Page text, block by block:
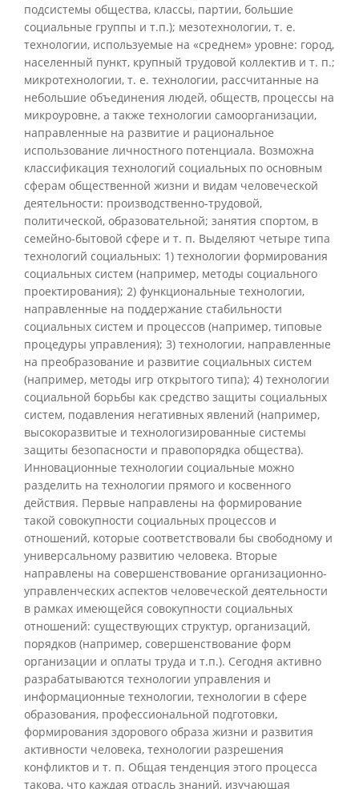
подсистемы общества, классы, партии, большие
социальные группы и т.п.); мезотехнологии, т. е.
технологии, используемые на «среднем» уровне: город,
населенный пункт, крупный трудовой коллектив и т. п.;
микротехнологии, т. е. технологии, рассчитанные на
небольшие объединения людей, обществ, процессы на
микроуровне, а также технологии самоорганизации,
направленные на развитие и рациональное
использование личностного потенциала. Возможна
классификация технологий социальных по основным
сферам общественной жизни и видам человеческой
деятельности: производственно-трудовой,
политической, образовательной; занятия спортом, в
семейно-бытовой сфере и т. п. Выделяют четыре типа
технологий социальных: 1) технологии формирования
социальных систем (например, методы социального
проектирования); 2) функциональные технологии,
направленные на поддержание стабильности
социальных систем и процессов (например, типовые
процедуры управления); 3) технологии, направленные
на преобразование и развитие социальных систем
(например, методы игр открытого типа); 4) технологии
социальной борьбы как средство защиты социальных
систем, подавления негативных явлений (например,
высокоразвитые и технологизированные системы
защиты безопасности и правопорядка общества).
Инновационные технологии социальные можно
разделить на технологии прямого и косвенного
действия. Первые направлены на формирование
такой совокупности социальных процессов и
отношений, которые соответствовали бы свободному и
универсальному развитию человека. Вторые
направлены на совершенствование организационно-
управленческих аспектов человеческой деятельности
в рамках имеющейся совокупности социальных
отношений: существующих структур, организаций,
порядков (например, совершенствование форм
организации и оплаты труда и т.п.). Сегодня активно
разрабатываются технологии управления и
информационные технологии, технологии в сфере
образования, профессиональной подготовки,
формирования здорового образа жизни и развития
активности человека, технологии разрешения
конфликтов и т. п. Общая тенденция этого процесса
такова, что каждая отрасль знаний, изучающая